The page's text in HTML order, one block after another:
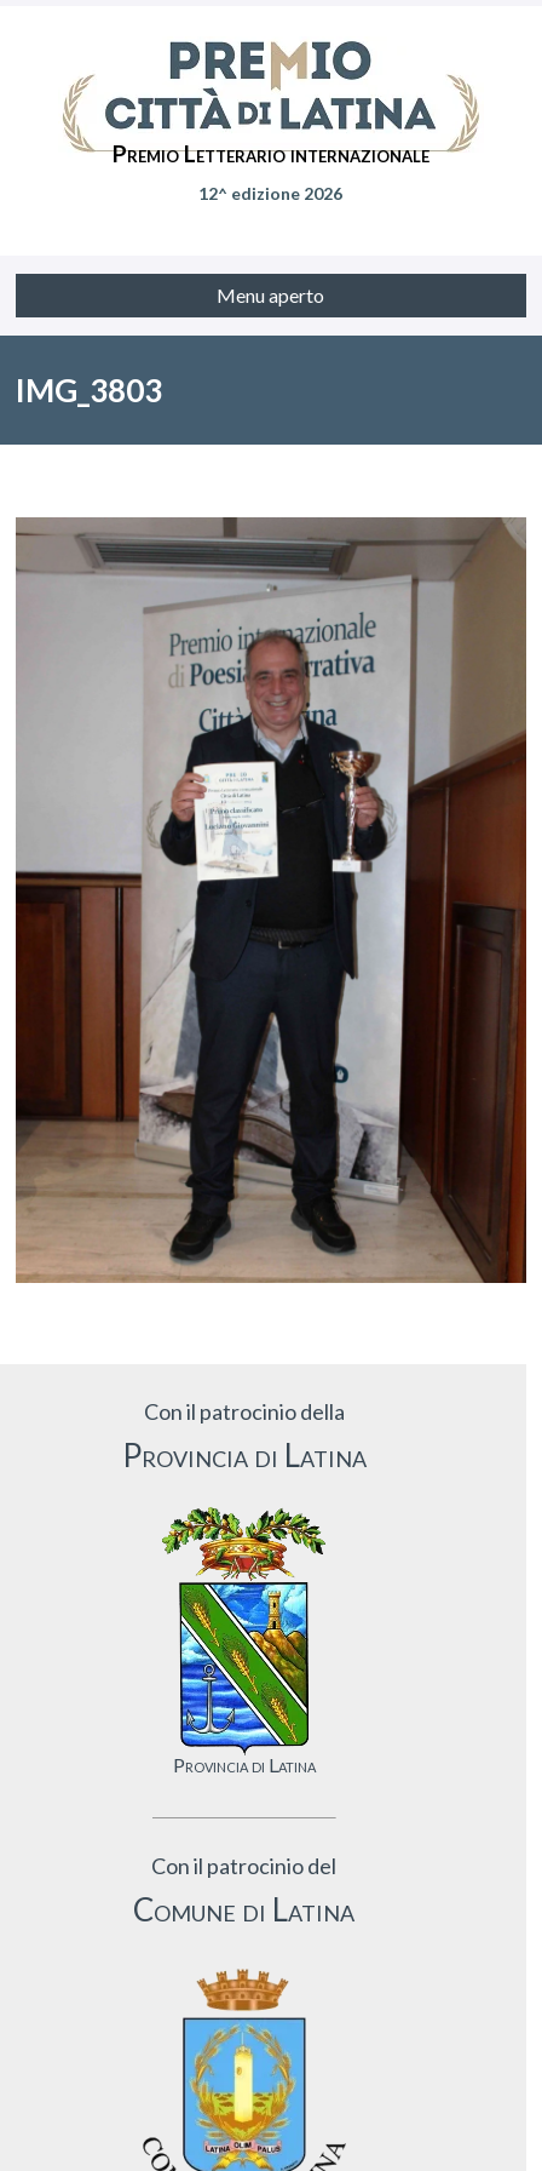
Premio Letterario internazionale
12^ edizione 2026
Menu aperto
IMG_3803
Con il patrocinio della
Provincia di Latina
Provincia di Latina
Con il patrocinio del
Comune di Latina